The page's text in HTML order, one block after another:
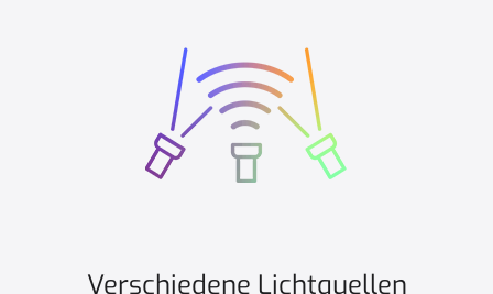
Verschiedene Lichtquellen